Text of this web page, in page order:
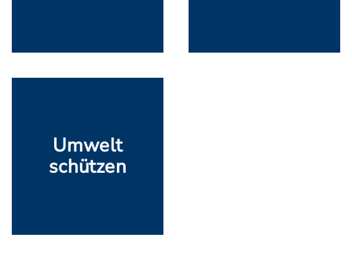
Umwelt
schützen